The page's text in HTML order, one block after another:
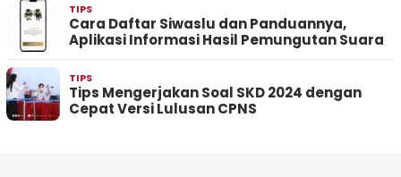
TIPS
Cara Daftar Siwaslu dan Panduannya,
Aplikasi Informasi Hasil Pemungutan Suara
TIPS
Tips Mengerjakan Soal SKD 2024 dengan
Cepat Versi Lulusan CPNS